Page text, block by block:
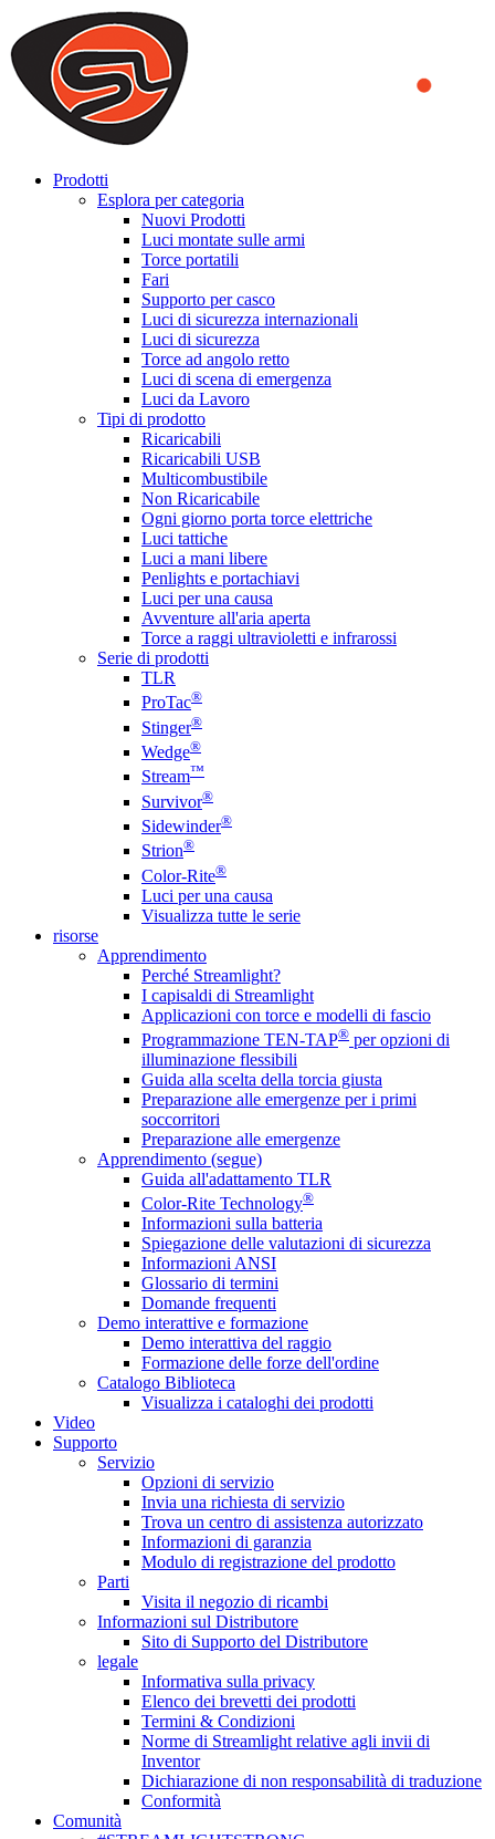
We use cookies to ensure that we provide you the best experience
on our website. By continuing to browse this website, you accept
that cookies are used to help us analyze how the website is used and
to offer you a better experience. To learn more or to find out how
you can disable cookies, you can access our
Prodotti
Esplora per categoria
Nuovi Prodotti
Luci montate sulle armi
Torce portatili
Fari
Supporto per casco
Luci di sicurezza internazionali
Luci di sicurezza
Torce ad angolo retto
Luci di scena di emergenza
Luci da Lavoro
Tipi di prodotto
Ricaricabili
Ricaricabili USB
Multicombustibile
Non Ricaricabile
Ogni giorno porta torce elettriche
Luci tattiche
Luci a mani libere
Penlights e portachiavi
Luci per una causa
Avventure all'aria aperta
Torce a raggi ultravioletti e infrarossi
Serie di prodotti
TLR
ProTac®
Stinger®
Wedge®
Stream™
Survivor®
Sidewinder®
Strion®
Color-Rite®
Luci per una causa
Visualizza tutte le serie
risorse
Apprendimento
Perché Streamlight?
I capisaldi di Streamlight
Applicazioni con torce e modelli di fascio
Programmazione TEN-TAP® per opzioni di
illuminazione flessibili
Guida alla scelta della torcia giusta
Preparazione alle emergenze per i primi
soccorritori
Preparazione alle emergenze
Apprendimento (segue)
Guida all'adattamento TLR
Color-Rite Technology®
Informazioni sulla batteria
Spiegazione delle valutazioni di sicurezza
Informazioni ANSI
Glossario di termini
Domande frequenti
Demo interattive e formazione
Demo interattiva del raggio
Formazione delle forze dell'ordine
Catalogo Biblioteca
Visualizza i cataloghi dei prodotti
Video
Supporto
Servizio
Opzioni di servizio
Invia una richiesta di servizio
Trova un centro di assistenza autorizzato
Informazioni di garanzia
Modulo di registrazione del prodotto
Parti
Visita il negozio di ricambi
Informazioni sul Distributore
Sito di Supporto del Distributore
legale
Informativa sulla privacy
Elenco dei brevetti dei prodotti
Termini & Condizioni
Norme di Streamlight relative agli invii di
Inventor
Dichiarazione di non responsabilità di traduzione
Conformità
Comunità